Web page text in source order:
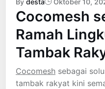
By desta Oktober 10,
Cocomesh
Ramah
Tambak
Cocomesh sebagai
tambak rakyat kini